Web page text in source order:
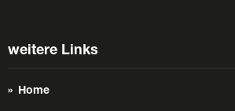
weitere Links
Home